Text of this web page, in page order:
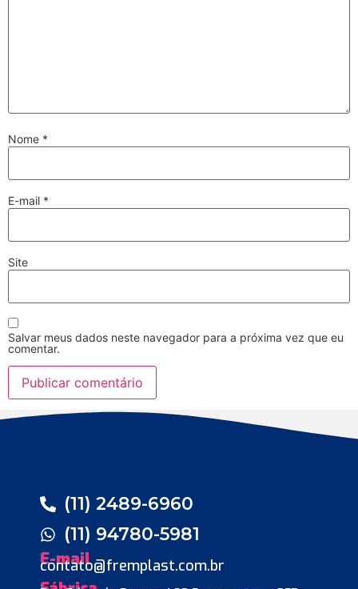
Nome *
E-mail *
Site
Salvar meus dados neste navegador para a próxima vez que eu
comentar.
(11) 2489-6960
(11) 94780-5981
E-mail
contato@fremplast.com.br